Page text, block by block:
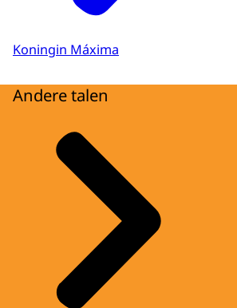
Koningin Máxima
Andere talen